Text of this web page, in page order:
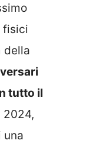
fisici
della
tutto il
2024,
una